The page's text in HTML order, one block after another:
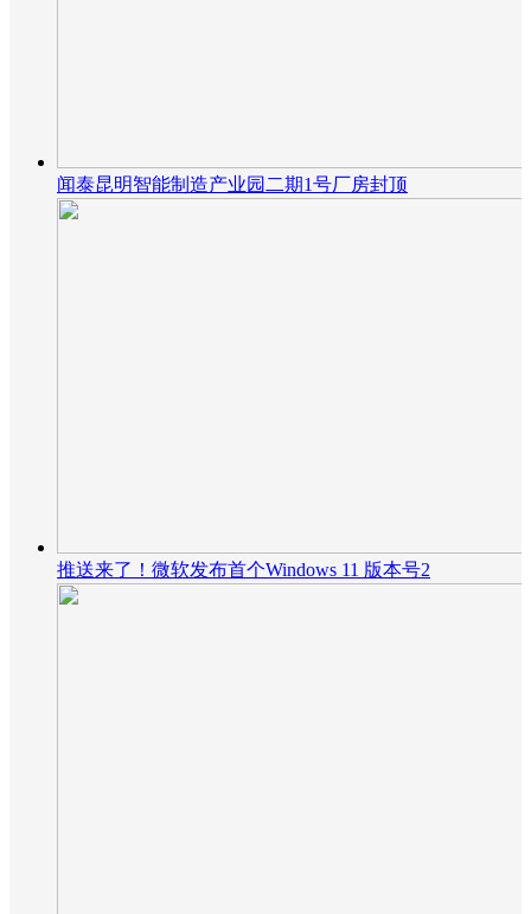
闻泰昆明智能制造产业园二期1号厂房封顶
推送来了！微软发布首个Windows 11 版本号2